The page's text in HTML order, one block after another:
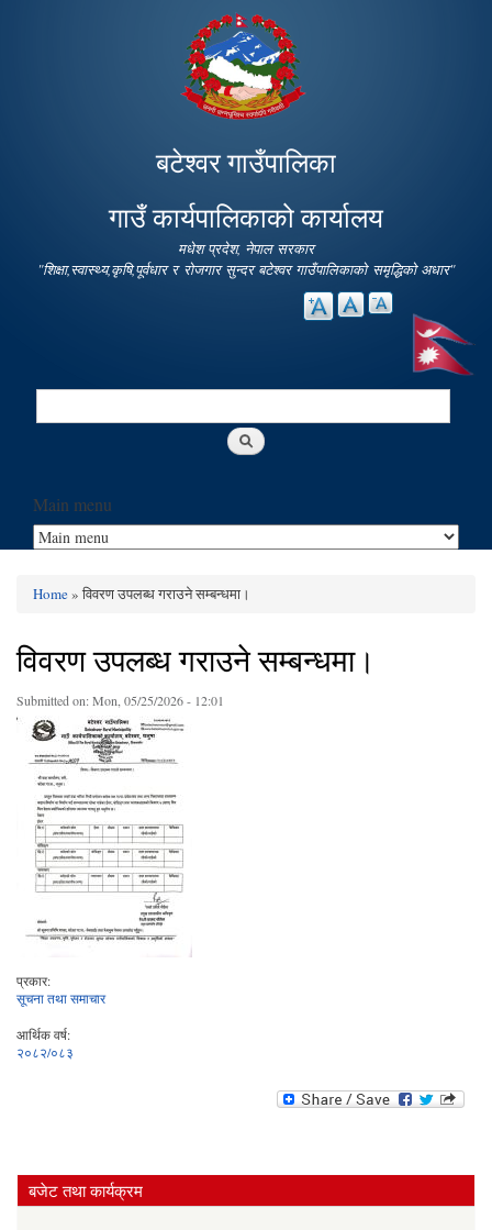
main
content
बटेश्वर गाउँपालिका
गाउँ कार्यपालिकाको कार्यालय
मधेश प्रदेश, नेपाल सरकार
"शिक्षा,स्वास्थ्य,कृषि,पूर्वधार र रोजगार सुन्दर बटेश्वर गाउँपालिकाको समृद्धिको अधार"
Search
Main menu
Home» विवरण उपलब्ध गराउने सम्बन्धमा।
विवरण उपलब्ध गराउने सम्बन्धमा।
Submitted on:Mon, 05/25/2026 - 12:01
प्रकार:
सूचना तथा समाचार
आर्थिक वर्ष:
२०८२/०८३
बजेट तथा कार्यक्रम